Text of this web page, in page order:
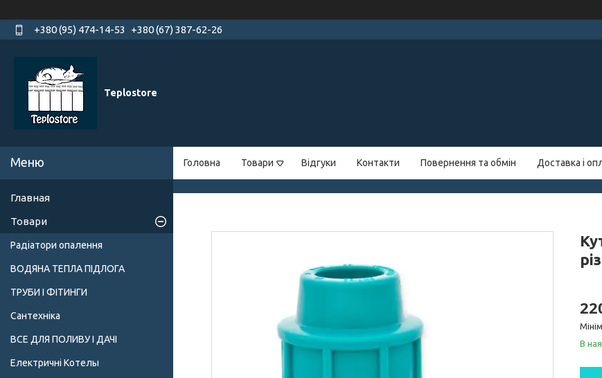
+380 (95) 474-14-53 +380 (67) 387-62-26
Teplostore
Головна Товари Відгуки Контакти Повернення та обмін Доставка і
В
Главная
Товари
Радіатори опалення
ВОДЯНА ТЕПЛА ПІДЛОГА
ТРУБИ І ФІТИНГИ
Сантехніка
ВСЕ ДЛЯ ПОЛИВУ І ДАЧІ
Електричні Котелы